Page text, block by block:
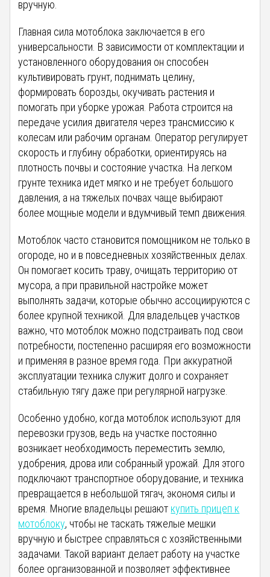
вручную.
Главная сила мотоблока заключается в его
универсальности. В зависимости от комплектации и
установленного оборудования он способен
культивировать грунт, поднимать целину,
формировать борозды, окучивать растения и
помогать при уборке урожая. Работа строится на
передаче усилия двигателя через трансмиссию к
колесам или рабочим органам. Оператор регулирует
скорость и глубину обработки, ориентируясь на
плотность почвы и состояние участка. На легком
грунте техника идет мягко и не требует большого
давления, а на тяжелых почвах чаще выбирают
более мощные модели и вдумчивый темп движения.
Мотоблок часто становится помощником не только в
огороде, но и в повседневных хозяйственных делах.
Он помогает косить траву, очищать территорию от
мусора, а при правильной настройке может
выполнять задачи, которые обычно ассоциируются с
более крупной техникой. Для владельцев участков
важно, что мотоблок можно подстраивать под свои
потребности, постепенно расширяя его возможности
и применяя в разное время года. При аккуратной
эксплуатации техника служит долго и сохраняет
стабильную тягу даже при регулярной нагрузке.
Особенно удобно, когда мотоблок используют для
перевозки грузов, ведь на участке постоянно
возникает необходимость переместить землю,
удобрения, дрова или собранный урожай. Для этого
подключают транспортное оборудование, и техника
превращается в небольшой тягач, экономя силы и
время. Многие владельцы решают купить прицеп к
мотоблоку, чтобы не таскать тяжелые мешки
вручную и быстрее справляться с хозяйственными
задачами. Такой вариант делает работу на участке
более организованной и позволяет эффективнее